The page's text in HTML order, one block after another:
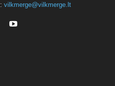
vilkmerge@vilkmerge.lt